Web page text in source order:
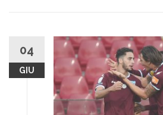
04
GIU